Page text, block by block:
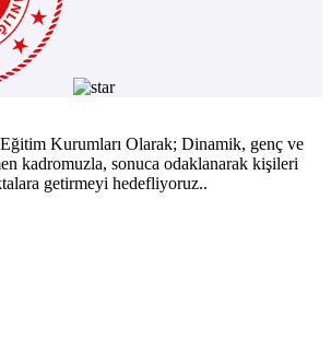
Kurumları Olarak; Dinamik, genç ve
kadromuzla, sonuca odaklanarak kişileri
getirmeyi hedefliyoruz..